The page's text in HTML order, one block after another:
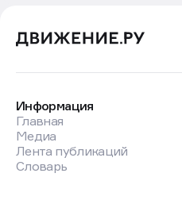
Информация
Главная
Медиа
Лента публикаций
Словарь